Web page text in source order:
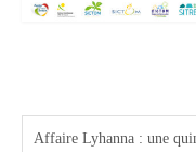
Affaire Lyhanna : une